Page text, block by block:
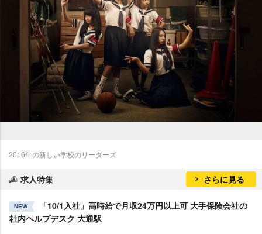
2016年の新しい学校のリーダーズ
求人特集 さらに見る
NEW
「10/1入社」高時給で月収24万円以上可 大手保険会社の
社内ヘルプデスク 大通駅